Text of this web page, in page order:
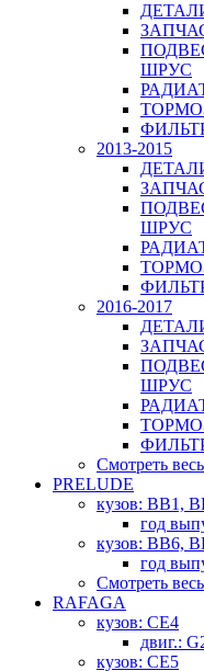
ШРУС
2013-2015
ШРУС
2016-2017
ШРУС
Смотреть
PRELUDE
кузов: BB1,
год
кузов: BB6,
год
Смотреть
RAFAGA
кузов: CE4
двиг.:
кузов: CE5